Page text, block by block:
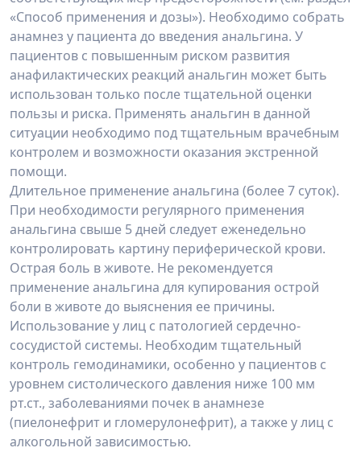
«Способ применения и дозы»). Необходимо собрать
анамнез у пациента до введения анальгина. У
пациентов с повышенным риском развития
анафилактических реакций анальгин может быть
использован только после тщательной оценки
пользы и риска. Применять анальгин в данной
ситуации необходимо под тщательным врачебным
контролем и возможности оказания экстренной
помощи.
Длительное применение анальгина (более 7 суток).
При необходимости регулярного применения
анальгина свыше 5 дней следует еженедельно
контролировать картину периферической крови.
Острая боль в животе. Не рекомендуется
применение анальгина для купирования острой
боли в животе до выяснения ее причины.
Использование у лиц с патологией сердечно-
сосудистой системы. Необходим тщательный
контроль гемодинамики, особенно у пациентов с
уровнем систолического давления ниже 100 мм
рт.ст., заболеваниями почек в анамнезе
(пиелонефрит и гломерулонефрит), а также у лиц с
алкогольной зависимостью.